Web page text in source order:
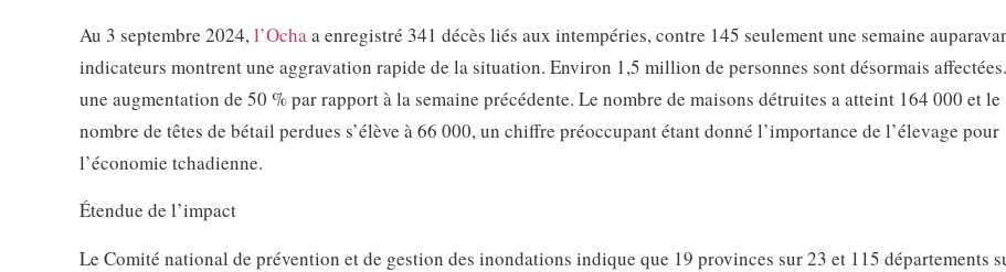
Au 3 septembre 2024,l’Ochaa enregistré 341 décès liés aux intempéries, contre 145 seulement une semaine
indicateurs montrent une aggravation rapide de la situation. Environ 1,5 million de personnes sont désormais
une augmentation de 50 % par rapport à la semaine précédente. Le nombre de maisons détruites a atteint 164 000 et le
nombre de têtes de bétail perdues s’élève à 66 000, un chiffre préoccupant étant donné l’importance de l’élevage pour
l’économie tchadienne.
Étendue de l’impact
Le Comité national de prévention et de gestion des inondations indique que 19 provinces sur 23 et 115 départements